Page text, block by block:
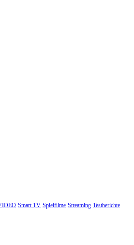
Smart TV Spielfilme Streaming Testberichte